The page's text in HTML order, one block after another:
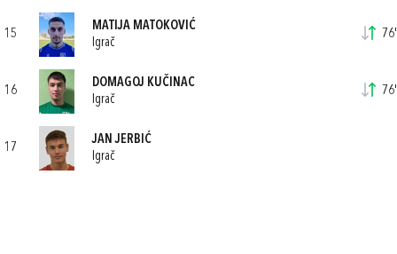
15
MATIJA MATOKOVIĆ
Igrač
76'
16
DOMAGOJ KUČINAC
Igrač
76'
17
JAN JERBIĆ
Igrač